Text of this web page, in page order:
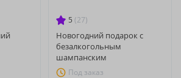
5 (27)
Новогодний подарок с
безалкогольным
шампанским
Под заказ